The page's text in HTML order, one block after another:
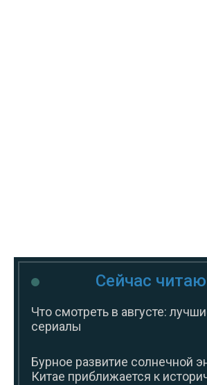
Сейчас
Что смотреть в августе:
сериалы
Бурное развитие солнечной
Китае приближается к